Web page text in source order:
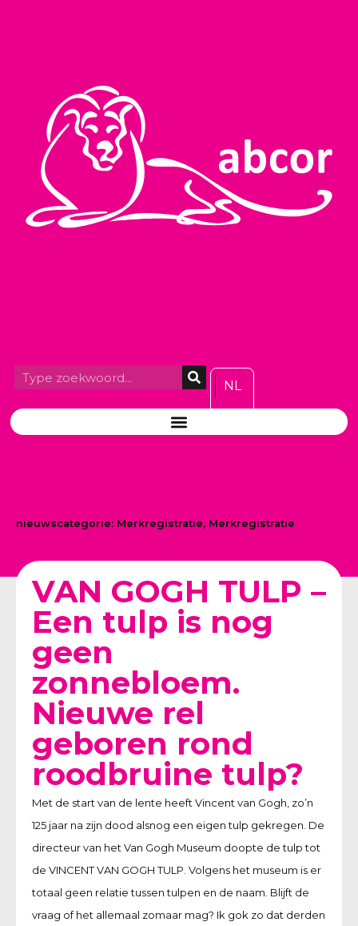
NL
nieuwscategorie: Merkregistratie, Merkregistratie
VAN GOGH TULP –
Een tulp is nog
geen
zonnebloem.
Nieuwe rel
geboren rond
roodbruine tulp?
Met de start van de lente heeft Vincent van Gogh, zo’n
125 jaar na zijn dood alsnog een eigen tulp gekregen. De
directeur van het Van Gogh Museum doopte de tulp tot
de VINCENT VAN GOGH TULP. Volgens het museum is er
totaal geen relatie tussen tulpen en de naam. Blijft de
vraag of het allemaal zomaar mag? Ik gok zo dat derden